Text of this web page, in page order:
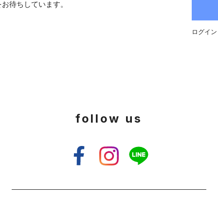
待ちしています。
ログイ
follow us